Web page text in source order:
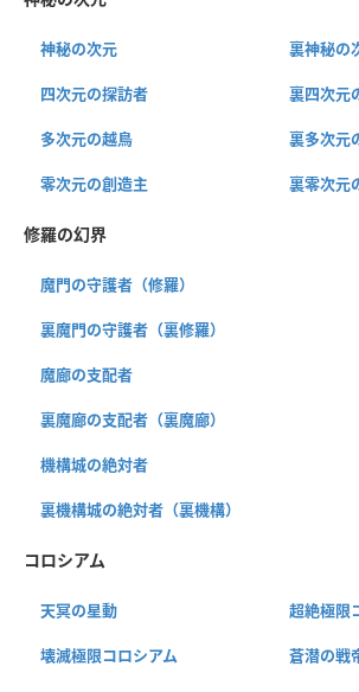
神秘の次元 裏神秘の
四次元の探訪者 裏四次元
多次元の越鳥 裏多次元
零次元の創造主 裏零次元
修羅の幻界
魔門の守護者（修羅）
裏魔門の守護者（裏修羅）
魔廊の支配者
裏魔廊の支配者（裏魔廊）
機構城の絶対者
裏機構城の絶対者（裏機構）
コロシアム
天冥の星動 超絶極限
壊滅極限コロシアム 蒼潜の戦